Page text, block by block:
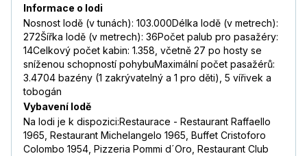
Informace o lodi
Nosnost lodě (v tunách): 103.000Délka lodě (v metrech):
272Šířka lodě (v metrech): 36Počet palub pro pasažéry:
14Celkový počet kabin: 1.358, včetně 27 po hosty se
sníženou schopností pohybuMaximální počet pasažérů:
3.4704 bazény (1 zakrývatelný a 1 pro děti), 5 vířivek a
tobogán
Vybavení lodě
Na lodi je k dispozici:Restaurace - Restaurant Raffaello
1965, Restaurant Michelangelo 1965, Buffet Cristoforo
Colombo 1954, Pizzeria Pommi d´Oro, Restaurant Club